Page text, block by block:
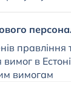
правління
в
вимогам